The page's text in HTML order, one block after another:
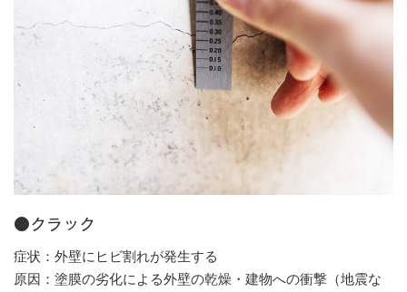
●クラック
症状：外壁にヒビ割れが発生する
原因：塗膜の劣化による外壁の乾燥・建物への衝撃（地震な